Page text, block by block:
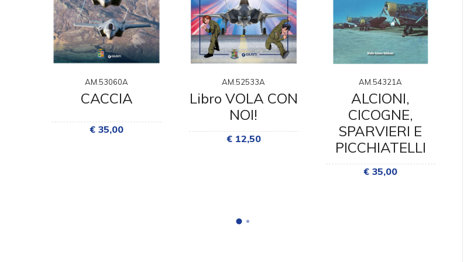
AM.53060A
CACCIA
€ 35,00
AM.52533A
Libro VOLA CON
NOI!
€ 12,50
AM.54321A
ALCIONI,
CICOGNE,
SPARVIERI E
PICCHIATELLI
€ 35,00